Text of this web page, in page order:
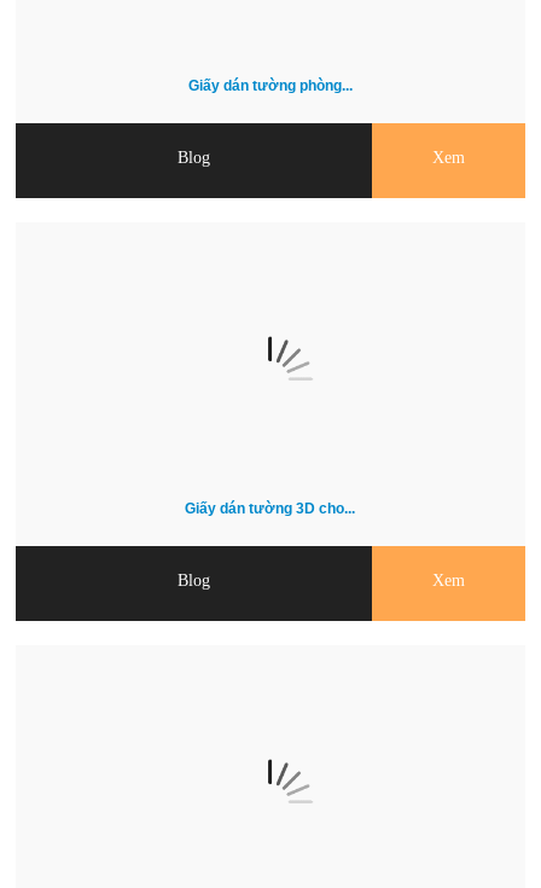
Giấy dán tường phòng...
Blog Xem
Giấy dán tường 3D cho...
Blog Xem